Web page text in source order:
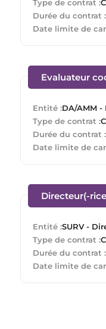
Type de contrat :
Durée du contrat :
Date limite de
Evaluateur
Entité :DA/AMM
Type de contrat :
Durée du contrat :
Date limite de
Directeur(-
Entité :SURV -
Type de contrat :
Durée du contrat :
Date limite de